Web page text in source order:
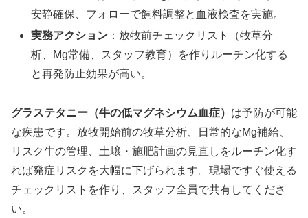
安静確保、フォローで飼料調整と血液検査を実施。
実務アクション ：放牧前チェックリスト（牧草分
析、Mg常備、スタッフ教育）を作りルーチン化する
と再発防止効果が高い。
グラステタニー（牛の低マグネシウム血症） は予防が可能
な疾患です。放牧開始前の牧草分析、日常的なMg補給、
リスク牛の管理、土壌・施肥計画の見直しをルーチン化す
れば発症リスクを大幅に下げられます。現場ですぐ使える
チェックリストを作り、スタッフ全員で共有してくださ
い。